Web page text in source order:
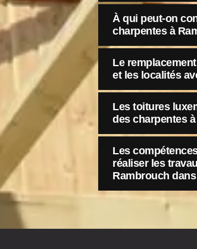
À qui peut-on
charpentes à
Le
et les localités
Les toitures
des charpentes
Les
réaliser les
Rambrouch